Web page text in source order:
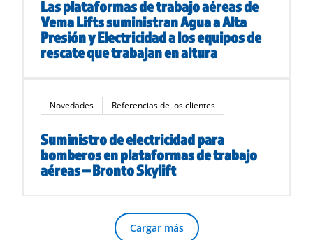
Las plataformas de trabajo aéreas de
Vema Lifts suministran Agua a Alta
Presión y Electricidad a los equipos de
rescate que trabajan en altura
Novedades Referencias de los clientes
Suministro de electricidad para
bomberos en plataformas de trabajo
aéreas – Bronto Skylift
Cargar más